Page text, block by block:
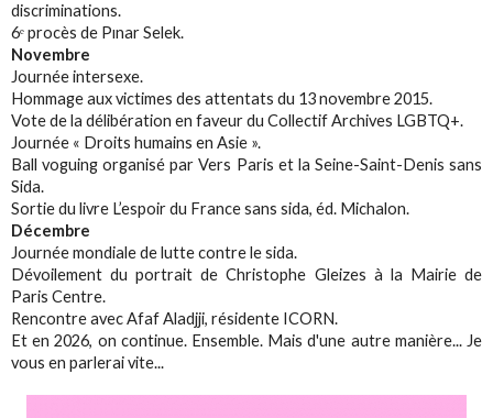
discriminations.
6ᵉ procès de Pınar Selek.
Novembre
Journée intersexe.
Hommage aux victimes des attentats du 13 novembre 2015.
Vote de la délibération en faveur du Collectif Archives LGBTQ+.
Journée « Droits humains en Asie ».
Ball voguing organisé par Vers Paris et la Seine-Saint-Denis sans
Sida.
Sortie du livre L’espoir du France sans sida, éd. Michalon.
Décembre
Journée mondiale de lutte contre le sida.
Dévoilement du portrait de Christophe Gleizes à la Mairie de
Paris Centre.
Rencontre avec Afaf Aladjji, résidente ICORN.
Et en 2026, on continue. Ensemble. Mais d'une autre manière... Je
vous en parlerai vite...